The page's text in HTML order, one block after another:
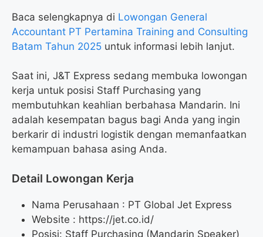
Baca selengkapnya di Lowongan General
Accountant PT Pertamina Training and Consulting
Batam Tahun 2025 untuk informasi lebih lanjut.
Saat ini, J&T Express sedang membuka lowongan
kerja untuk posisi Staff Purchasing yang
membutuhkan keahlian berbahasa Mandarin. Ini
adalah kesempatan bagus bagi Anda yang ingin
berkarir di industri logistik dengan memanfaatkan
kemampuan bahasa asing Anda.
Detail Lowongan Kerja
Nama Perusahaan : PT Global Jet Express
Website : https://jet.co.id/
Posisi: Staff Purchasing (Mandarin Speaker)